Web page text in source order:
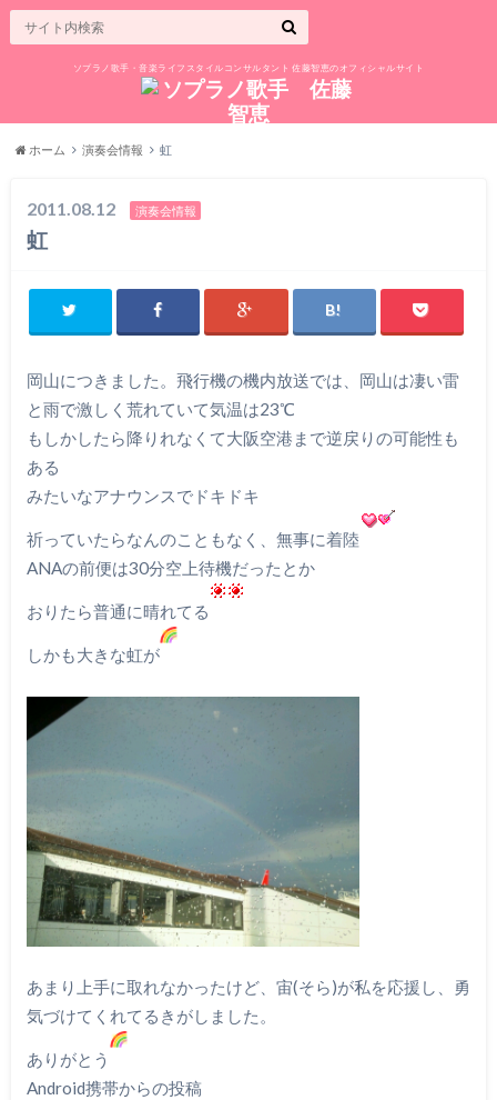
ソプラノ歌手・音楽ライフスタイルコンサルタント 佐藤智恵のオフィシャルサイト
ホーム 演奏会情報 虹
2011.08.12 演奏会情報
虹
岡山につきました。飛行機の機内放送では、岡山は凄い雷
と雨で激しく荒れていて気温は23℃
もしかしたら降りれなくて大阪空港まで逆戻りの可能性も
ある
みたいなアナウンスでドキドキ
祈っていたらなんのこともなく、無事に着陸
ANAの前便は30分空上待機だったとか
おりたら普通に晴れてる
しかも大きな虹が
あまり上手に取れなかったけど、宙(そら)が私を応援し、勇
気づけてくれてるきがしました。
ありがとう
Android携帯からの投稿